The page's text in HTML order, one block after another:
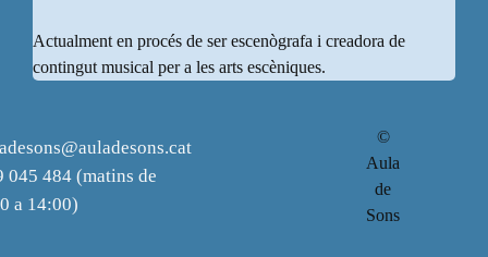
Actualment en procés de ser escenògrafa i creadora de
contingut musical per a les arts escèniques.
045 484 (matins de
a 14:00)
©
Aula
de
Sons